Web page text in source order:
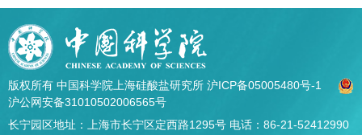
版权所有 中国科学院上海硅酸盐研究所 沪ICP备05005480号-1
沪公网安备31010502006565号
长宁园区地址：上海市长宁区定西路1295号 电话：86-21-52412990